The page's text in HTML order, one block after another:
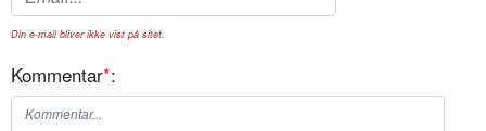
Din e-mail bliver ikke vist på sitet.
Kommentar*: